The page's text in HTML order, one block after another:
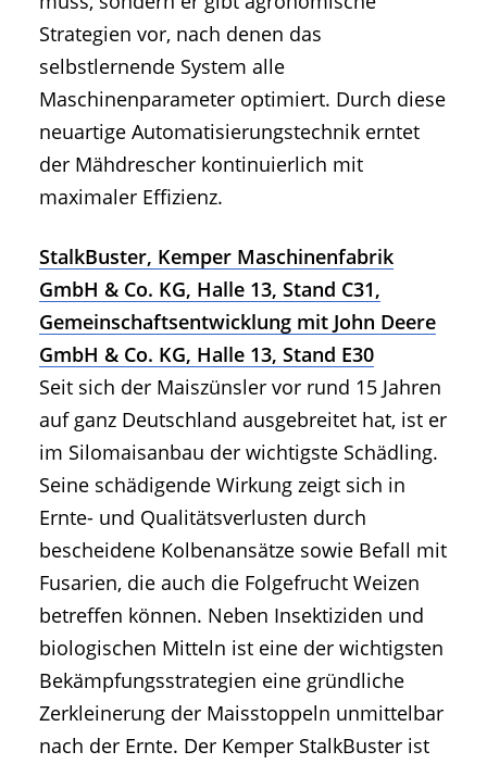
Strategien vor, nach denen das
selbstlernende System alle
Maschinenparameter optimiert. Durch diese
neuartige Automatisierungstechnik erntet
der Mähdrescher kontinuierlich mit
maximaler Effizienz.
StalkBuster, Kemper Maschinenfabrik
GmbH & Co. KG, Halle 13, Stand C31,
Gemeinschaftsentwicklung mit John Deere
GmbH & Co. KG, Halle 13, Stand E30
Seit sich der Maiszünsler vor rund 15 Jahren
auf ganz Deutschland ausgebreitet hat, ist er
im Silomaisanbau der wichtigste Schädling.
Seine schädigende Wirkung zeigt sich in
Ernte- und Qualitätsverlusten durch
bescheidene Kolbenansätze sowie Befall mit
Fusarien, die auch die Folgefrucht Weizen
betreffen können. Neben Insektiziden und
biologischen Mitteln ist eine der wichtigsten
Bekämpfungsstrategien eine gründliche
Zerkleinerung der Maisstoppeln unmittelbar
nach der Ernte. Der Kemper StalkBuster ist